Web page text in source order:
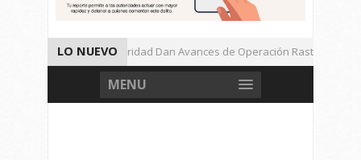
LO NUEVO
Autoridades de Seguridad Dan Avances de Operación Rastrillo.
Gran Festival de Música Electrónica en Festival Cultural de Guadalupe.
MENU